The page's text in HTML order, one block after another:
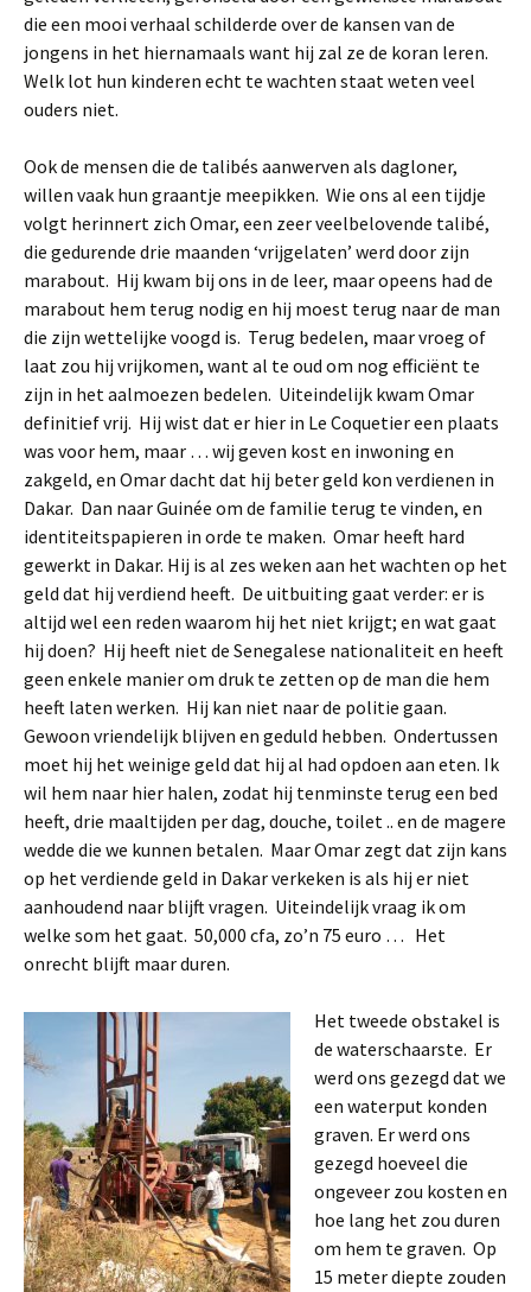
die een mooi verhaal schilderde over de kansen van de
jongens in het hiernamaals want hij zal ze de koran leren.
Welk lot hun kinderen echt te wachten staat weten veel
ouders niet.
Ook de mensen die de talibés aanwerven als dagloner,
willen vaak hun graantje meepikken. Wie ons al een tijdje
volgt herinnert zich Omar, een zeer veelbelovende talibé,
die gedurende drie maanden ‘vrijgelaten’ werd door zijn
marabout. Hij kwam bij ons in de leer, maar opeens had de
marabout hem terug nodig en hij moest terug naar de man
die zijn wettelijke voogd is. Terug bedelen, maar vroeg of
laat zou hij vrijkomen, want al te oud om nog efficiënt te
zijn in het aalmoezen bedelen. Uiteindelijk kwam Omar
definitief vrij. Hij wist dat er hier in Le Coquetier een plaats
was voor hem, maar … wij geven kost en inwoning en
zakgeld, en Omar dacht dat hij beter geld kon verdienen in
Dakar. Dan naar Guinée om de familie terug te vinden, en
identiteitspapieren in orde te maken. Omar heeft hard
gewerkt in Dakar. Hij is al zes weken aan het wachten op het
geld dat hij verdiend heeft. De uitbuiting gaat verder: er is
altijd wel een reden waarom hij het niet krijgt; en wat gaat
hij doen? Hij heeft niet de Senegalese nationaliteit en heeft
geen enkele manier om druk te zetten op de man die hem
heeft laten werken. Hij kan niet naar de politie gaan.
Gewoon vriendelijk blijven en geduld hebben. Ondertussen
moet hij het weinige geld dat hij al had opdoen aan eten. Ik
wil hem naar hier halen, zodat hij tenminste terug een bed
heeft, drie maaltijden per dag, douche, toilet .. en de magere
wedde die we kunnen betalen. Maar Omar zegt dat zijn kans
op het verdiende geld in Dakar verkeken is als hij er niet
aanhoudend naar blijft vragen. Uiteindelijk vraag ik om
welke som het gaat. 50,000 cfa, zo’n 75 euro … Het
onrecht blijft maar duren.
Het tweede obstakel is
de waterschaarste. Er
werd ons gezegd dat we
een waterput konden
graven. Er werd ons
gezegd hoeveel die
ongeveer zou kosten en
hoe lang het zou duren
om hem te graven. Op
15 meter diepte zouden